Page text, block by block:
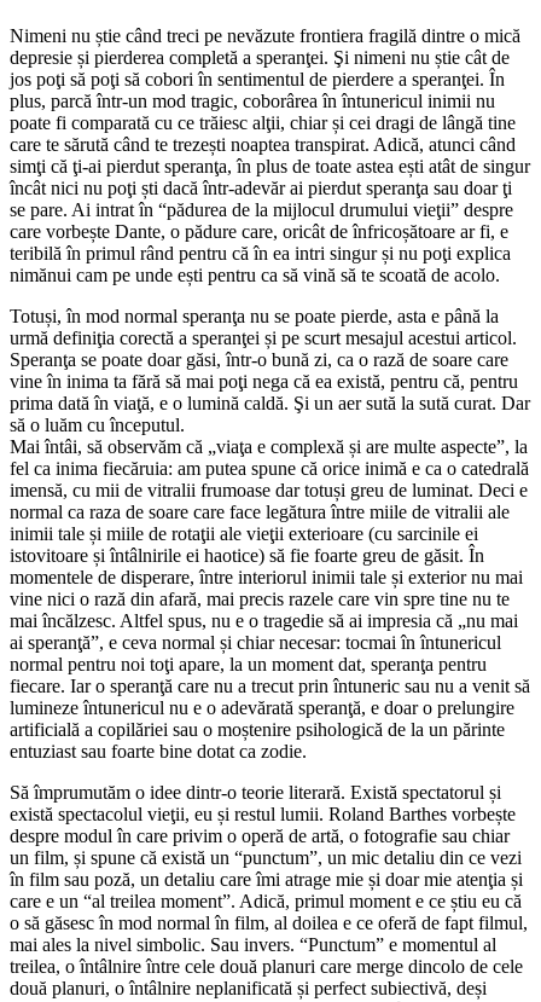
Nimeni nu știe când treci pe nevăzute frontiera fragilă dintre o mică
depresie și pierderea completă a speranţei. Şi nimeni nu știe cât de
jos poţi să poţi să cobori în sentimentul de pierdere a speranţei. În
plus, parcă într-un mod tragic, coborârea în întunericul inimii nu
poate fi comparată cu ce trăiesc alţii, chiar și cei dragi de lângă tine
care te sărută când te trezești noaptea transpirat. Adică, atunci când
simţi că ţi-ai pierdut speranţa, în plus de toate astea ești atât de singur
încât nici nu poţi ști dacă într-adevăr ai pierdut speranţa sau doar ţi
se pare. Ai intrat în “pădurea de la mijlocul drumului vieţii” despre
care vorbește Dante, o pădure care, oricât de înfricoșătoare ar fi, e
teribilă în primul rând pentru că în ea intri singur și nu poţi explica
nimănui cam pe unde ești pentru ca să vină să te scoată de acolo.
Totuși, în mod normal speranţa nu se poate pierde, asta e până la
urmă definiţia corectă a speranţei și pe scurt mesajul acestui articol.
Speranţa se poate doar găsi, într-o bună zi, ca o rază de soare care
vine în inima ta fără să mai poţi nega că ea există, pentru că, pentru
prima dată în viaţă, e o lumină caldă. Şi un aer sută la sută curat. Dar
să o luăm cu începutul.
Mai întâi, să observăm că „viaţa e complexă și are multe aspecte”, la
fel ca inima fiecăruia: am putea spune că orice inimă e ca o catedrală
imensă, cu mii de vitralii frumoase dar totuși greu de luminat. Deci e
normal ca raza de soare care face legătura între miile de vitralii ale
inimii tale și miile de rotaţii ale vieţii exterioare (cu sarcinile ei
istovitoare și întâlnirile ei haotice) să fie foarte greu de găsit. În
momentele de disperare, între interiorul inimii tale și exterior nu mai
vine nici o rază din afară, mai precis razele care vin spre tine nu te
mai încălzesc. Altfel spus, nu e o tragedie să ai impresia că „nu mai
ai speranţă”, e ceva normal și chiar necesar: tocmai în întunericul
normal pentru noi toţi apare, la un moment dat, speranţa pentru
fiecare. Iar o speranţă care nu a trecut prin întuneric sau nu a venit să
lumineze întunericul nu e o adevărată speranţă, e doar o prelungire
artificială a copilăriei sau o moștenire psihologică de la un părinte
entuziast sau foarte bine dotat ca zodie.
Să împrumutăm o idee dintr-o teorie literară. Există spectatorul și
există spectacolul vieţii, eu și restul lumii. Roland Barthes vorbește
despre modul în care privim o operă de artă, o fotografie sau chiar
un film, și spune că există un “punctum”, un mic detaliu din ce vezi
în film sau poză, un detaliu care îmi atrage mie și doar mie atenţia și
care e un “al treilea moment”. Adică, primul moment e ce știu eu că
o să găsesc în mod normal în film, al doilea e ce oferă de fapt filmul,
mai ales la nivel simbolic. Sau invers. “Punctum” e momentul al
treilea, o întâlnire între cele două planuri care merge dincolo de cele
două planuri, o întâlnire neplanificată și perfect subiectivă, deși